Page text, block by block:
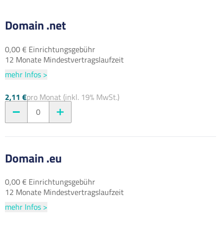
Domain .net
0,00 € Einrichtungsgebühr
12 Monate Mindestvertragslaufzeit
mehr Infos >
2,11 €pro Monat (inkl. 19% MwSt.)
0
Domain .eu
0,00 € Einrichtungsgebühr
12 Monate Mindestvertragslaufzeit
mehr Infos >